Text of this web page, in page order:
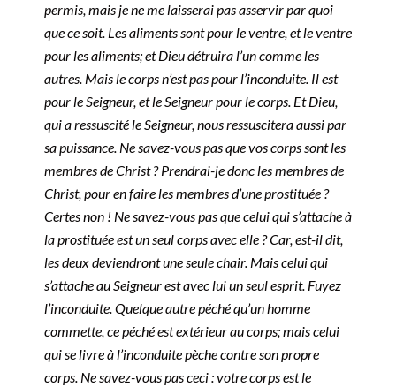
permis, mais je ne me laisserai pas asservir par quoi
que ce soit. Les aliments sont pour le ventre, et le ventre
pour les aliments; et Dieu détruira l’un comme les
autres. Mais le corps n’est pas pour l’inconduite. Il est
pour le Seigneur, et le Seigneur pour le corps. Et Dieu,
qui a ressuscité le Seigneur, nous ressuscitera aussi par
sa puissance. Ne savez-vous pas que vos corps sont les
membres de Christ ? Prendrai-je donc les membres de
Christ, pour en faire les membres d’une prostituée ?
Certes non ! Ne savez-vous pas que celui qui s’attache à
la prostituée est un seul corps avec elle ? Car, est-il dit,
les deux deviendront une seule chair. Mais celui qui
s’attache au Seigneur est avec lui un seul esprit. Fuyez
l’inconduite. Quelque autre péché qu’un homme
commette, ce péché est extérieur au corps; mais celui
qui se livre à l’inconduite pèche contre son propre
corps. Ne savez-vous pas ceci : votre corps est le